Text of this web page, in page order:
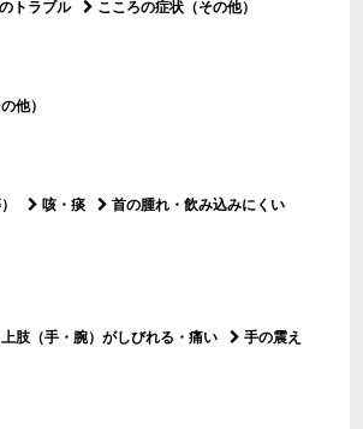
トラブル こころの症状（その他）
他）
咳・痰
首の腫れ・飲み込みにくい
上肢（手・腕）がしびれる・痛い
手の震え